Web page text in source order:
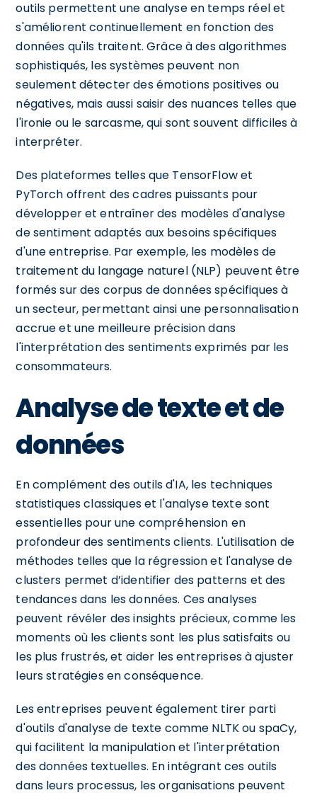
outils permettent une analyse en temps réel et
s'améliorent continuellement en fonction des
données qu'ils traitent. Grâce à des algorithmes
sophistiqués, les systèmes peuvent non
seulement détecter des émotions positives ou
négatives, mais aussi saisir des nuances telles que
l'ironie ou le sarcasme, qui sont souvent difficiles à
interpréter.
Des plateformes telles que TensorFlow et
PyTorch offrent des cadres puissants pour
développer et entraîner des modèles d'analyse
de sentiment adaptés aux besoins spécifiques
d'une entreprise. Par exemple, les modèles de
traitement du langage naturel (NLP) peuvent être
formés sur des corpus de données spécifiques à
un secteur, permettant ainsi une personnalisation
accrue et une meilleure précision dans
l'interprétation des sentiments exprimés par les
consommateurs.
Analyse de texte et de
données
En complément des outils d'IA, les techniques
statistiques classiques et l'analyse texte sont
essentielles pour une compréhension en
profondeur des sentiments clients. L'utilisation de
méthodes telles que la régression et l'analyse de
clusters permet d’identifier des patterns et des
tendances dans les données. Ces analyses
peuvent révéler des insights précieux, comme les
moments où les clients sont les plus satisfaits ou
les plus frustrés, et aider les entreprises à ajuster
leurs stratégies en conséquence.
Les entreprises peuvent également tirer parti
d'outils d'analyse de texte comme NLTK ou spaCy,
qui facilitent la manipulation et l'interprétation
des données textuelles. En intégrant ces outils
dans leurs processus, les organisations peuvent